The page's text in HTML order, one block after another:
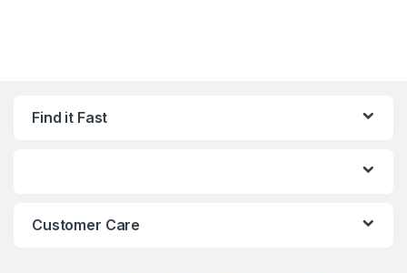
Find it Fast
Customer Care